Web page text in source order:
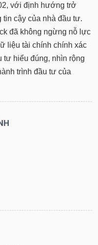
với định hướng trở
cậy của nhà đầu tư.
đã không ngừng nỗ lực
liệu tài chính chính xác
tư hiểu đúng, nhìn rộng
trình đầu tư của